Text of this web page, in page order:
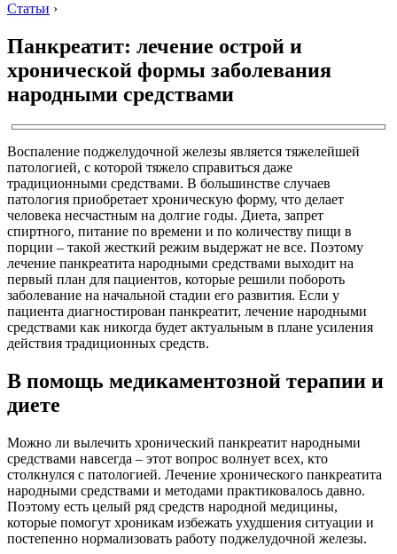
Статьи ›
Панкреатит: лечение острой и
хронической формы заболевания
народными средствами
Воспаление поджелудочной железы является тяжелейшей
патологией, с которой тяжело справиться даже
традиционными средствами. В большинстве случаев
патология приобретает хроническую форму, что делает
человека несчастным на долгие годы. Диета, запрет
спиртного, питание по времени и по количеству пищи в
порции – такой жесткий режим выдержат не все. Поэтому
лечение панкреатита народными средствами выходит на
первый план для пациентов, которые решили побороть
заболевание на начальной стадии его развития. Если у
пациента диагностирован панкреатит, лечение народными
средствами как никогда будет актуальным в плане усиления
действия традиционных средств.
В помощь медикаментозной терапии и
диете
Можно ли вылечить хронический панкреатит народными
средствами навсегда – этот вопрос волнует всех, кто
столкнулся с патологией. Лечение хронического панкреатита
народными средствами и методами практиковалось давно.
Поэтому есть целый ряд средств народной медицины,
которые помогут хроникам избежать ухудшения ситуации и
постепенно нормализовать работу поджелудочной железы.